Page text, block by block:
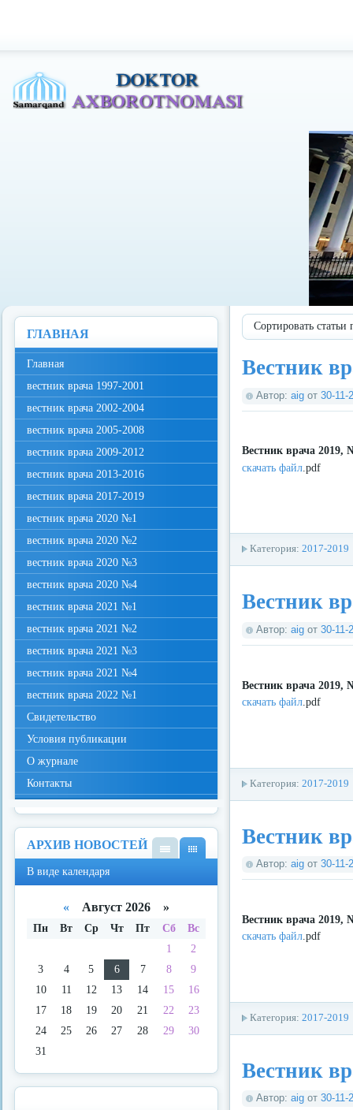
Сортировать
Вестник
Автор: aig от 30-11-
Вестник врача 2019,
скачать файл .pdf
Категория: 2017-2019
Вестник
Автор: aig от 30-11-
Вестник врача 2019,
скачать файл.pdf
Категория: 2017-2019
Вестник
Автор: aig от 30-11-
Вестник врача 2019,
скачать файл.pdf
Категория: 2017-2019
Вестник
Автор: aig от 30-11-
ГЛАВНАЯ
Главная
вестник врача 1997-2001
вестник врача 2002-2004
вестник врача 2005-2008
вестник врача 2009-2012
вестник врача 2013-2016
вестник врача 2017-2019
вестник врача 2020 №1
вестник врача 2020 №2
вестник врача 2020 №3
вестник врача 2020 №4
вестник врача 2021 №1
вестник врача 2021 №2
вестник врача 2021 №3
вестник врача 2021 №4
вестник врача 2022 №1
Свидетельство
Условия публикации
О журнале
Контакты
АРХИВ НОВОСТЕЙ
В виде календаря
« Август 2026 »
Пн Вт Ср Чт Пт Сб
Вс
1
2
3
4 5 6 7 8
9
10
11 12 13 14 15
16
17
18 19 20 21 22
23
24
25 26 27 28 29
30
31